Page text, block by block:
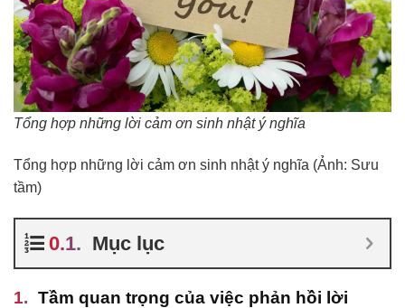
Tổng hợp những lời cảm ơn sinh nhật ý nghĩa
Tổng hợp những lời cảm ơn sinh nhật ý nghĩa (Ảnh: Sưu
tầm)
Mục lục
Tầm quan trọng của việc phản hồi lời